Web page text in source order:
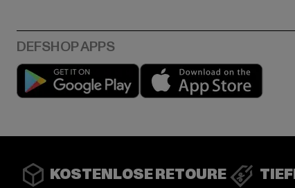
Play market
KOSTENLOSE RETOURE